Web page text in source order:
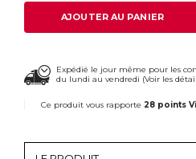
AJOUTER AU PANIER
Expédié le jour même pour les
du lundi au vendredi (Voir les
Ce produit vous rapporte 28 points